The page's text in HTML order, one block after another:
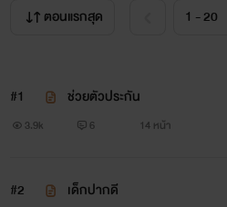
ตอนแรกสุด
#1 ช่วยตัวประกัน
3.9k 6 14 หน้า
#2 เด็กปากดี